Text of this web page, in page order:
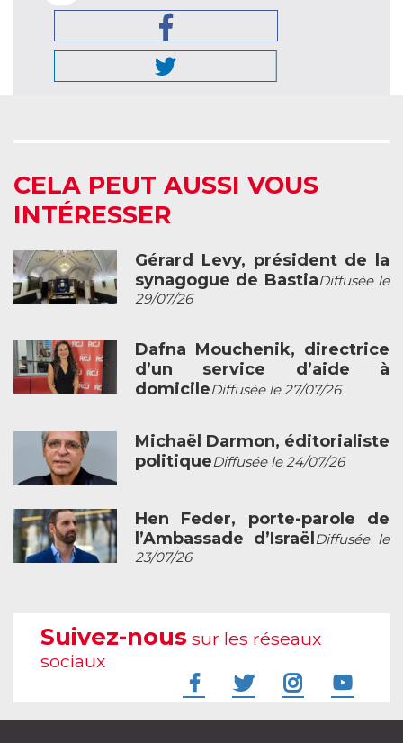
CELA PEUT AUSSI VOUS
INTÉRESSER
Gérard Levy, président de la
synagogue de BastiaDiffusée le
29/07/26
Dafna Mouchenik, directrice
d’un service d’aide à
domicileDiffusée le 27/07/26
Michaël Darmon, éditorialiste
politiqueDiffusée le 24/07/26
Hen Feder, porte-parole de
l’Ambassade d’Israël Diffusée le
23/07/26
Suivez-nous sur les réseaux
sociaux